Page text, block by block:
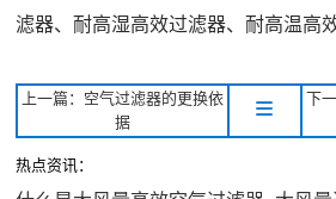
滤器、耐高湿高效过滤器、耐高温高
上一篇：空气过滤器的更换依
据
下
热点资讯：